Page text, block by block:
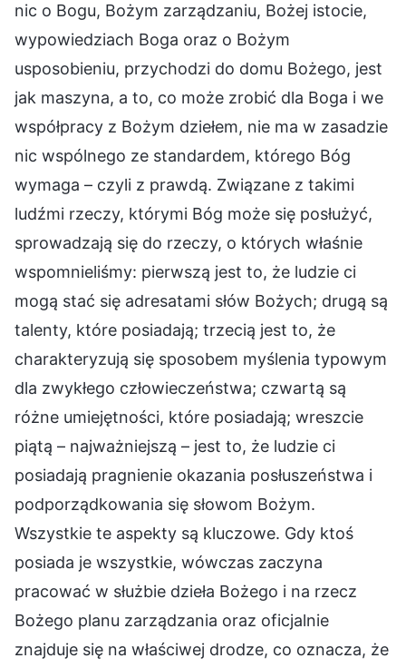
nic o Bogu, Bożym zarządzaniu, Bożej istocie,
wypowiedziach Boga oraz o Bożym
usposobieniu, przychodzi do domu Bożego, jest
jak maszyna, a to, co może zrobić dla Boga i we
współpracy z Bożym dziełem, nie ma w zasadzie
nic wspólnego ze standardem, którego Bóg
wymaga – czyli z prawdą. Związane z takimi
ludźmi rzeczy, którymi Bóg może się posłużyć,
sprowadzają się do rzeczy, o których właśnie
wspomnieliśmy: pierwszą jest to, że ludzie ci
mogą stać się adresatami słów Bożych; drugą są
talenty, które posiadają; trzecią jest to, że
charakteryzują się sposobem myślenia typowym
dla zwykłego człowieczeństwa; czwartą są
różne umiejętności, które posiadają; wreszcie
piątą – najważniejszą – jest to, że ludzie ci
posiadają pragnienie okazania posłuszeństwa i
podporządkowania się słowom Bożym.
Wszystkie te aspekty są kluczowe. Gdy ktoś
posiada je wszystkie, wówczas zaczyna
pracować w służbie dzieła Bożego i na rzecz
Bożego planu zarządzania oraz oficjalnie
znajduje się na właściwej drodze, co oznacza, że